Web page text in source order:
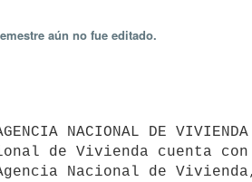
aún no fue editado.
Nacional de